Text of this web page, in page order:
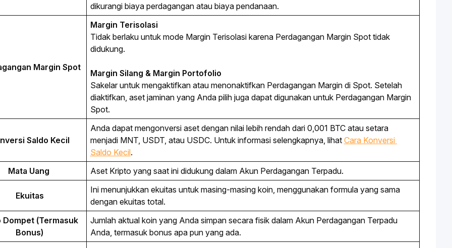
dikurangi biaya perdagangan atau biaya pendanaan.
Margin Spot
Margin Terisolasi
Tidak berlaku untuk mode Margin Terisolasi karena Perdagangan Margin Spot tidak
didukung.
Margin Silang & Margin Portofolio
Sakelar untuk mengaktifkan atau menonaktifkan Perdagangan Margin di Spot. Setelah
diaktifkan, aset jaminan yang Anda pilih juga dapat digunakan untuk Perdagangan Margin
Spot.
Saldo Kecil
Anda dapat mengonversi aset dengan nilai lebih rendah dari 0,001 BTC atau setara
menjadi MNT, USDT, atau USDC. Untuk informasi selengkapnya, lihat Cara Konversi
Saldo Kecil.
Mata Uang
Aset Kripto yang saat ini didukung dalam Akun Perdagangan Terpadu.
Ekuitas
Ini menunjukkan ekuitas untuk masing-masing koin, menggunakan formula yang sama
dengan ekuitas total.
Dompet (Termasuk
Bonus)
Jumlah aktual koin yang Anda simpan secara fisik dalam Akun Perdagangan Terpadu
Anda, termasuk bonus apa pun yang ada.